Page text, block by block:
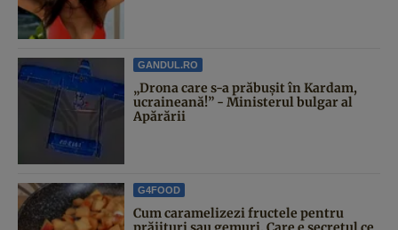
GANDUL.RO
„Drona care s-a prăbușit în Kardam,
ucraineană!” - Ministerul bulgar al
Apărării
G4FOOD
Cum caramelizezi fructele pentru